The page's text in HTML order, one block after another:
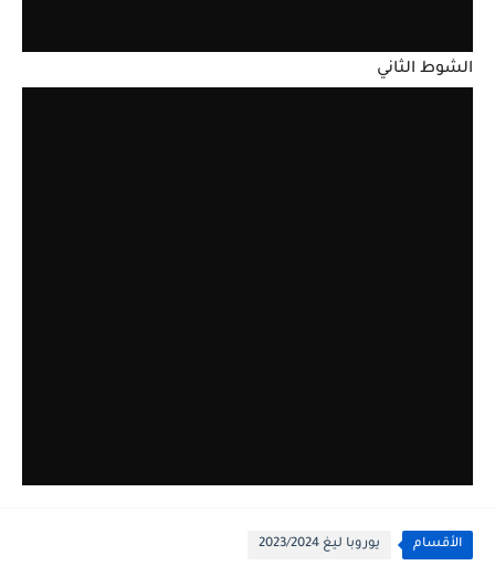
الشوط الثاني
الأقسام يوروبا ليغ 2023/2024